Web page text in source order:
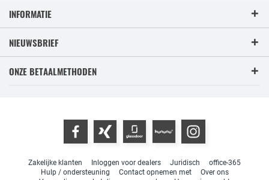
INFORMATIE
NIEUWSBRIEF
ONZE BETAALMETHODEN
Zakelijke klanten Inloggen voor dealers Juridisch
office-365
Hulp / ondersteuning
Contact opnemen met
Over ons